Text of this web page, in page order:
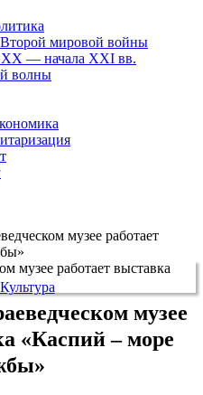
Второй мировой войны
XX — начала XXI вв.
волны
музее работает
музее
«Каспий – море